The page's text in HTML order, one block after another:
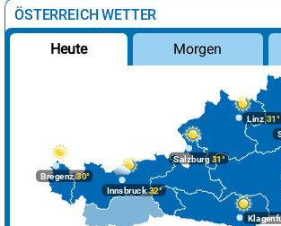
ÖSTERREICH WETTER
Heute Morgen
Bregenz30°
Innsbruck32°
Linz31°
Salzburg31°